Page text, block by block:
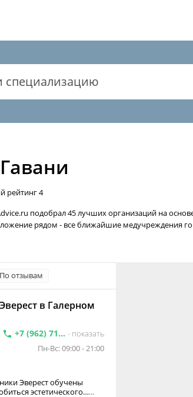
рейтинг4
подобрал 45 лучших организаций на
рядом - все ближайшие медучреждения
По отзывам
в Галерном
+7 (962) 71... - показать
Пн-Вс: 09:00 - 21:00
Эверест обучены
эстетического…...